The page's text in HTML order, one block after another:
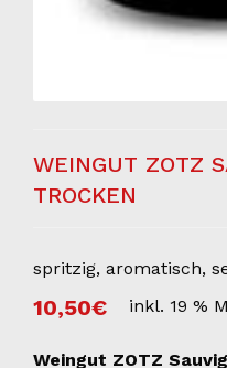
WEINGUT ZOTZ
TROCKEN
spritzig, aromatisch,
10,50€ inkl. 19 %
Weingut ZOTZ